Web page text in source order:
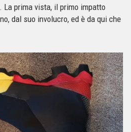
prima vista, il primo impatto
dal suo involucro, ed è da qui che